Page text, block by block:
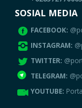
SOSIAL MEDIA
FACEBOOK:
INSTAGRAM:
TWITTER:
TELEGRAM:
YOUTUBE: